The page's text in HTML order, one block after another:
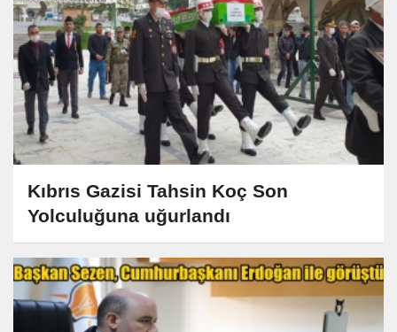
Kıbrıs Gazisi Tahsin Koç Son
Yolculuğuna uğurlandı